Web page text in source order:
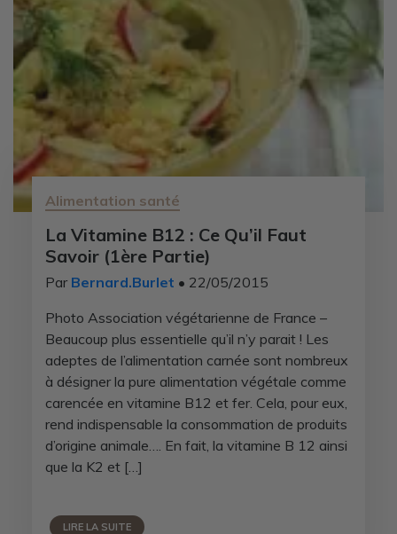
Alimentation santé
La Vitamine B12 : Ce Qu’il Faut
Savoir (1ère Partie)
Par Bernard.Burlet • 22/05/2015
Photo Association végétarienne de France –
Beaucoup plus essentielle qu’il n’y parait ! Les
adeptes de l’alimentation carnée sont nombreux
à désigner la pure alimentation végétale comme
carencée en vitamine B12 et fer. Cela, pour eux,
rend indispensable la consommation de produits
d’origine animale…. En fait, la vitamine B 12 ainsi
que la K2 et […]
LIRE LA SUITE